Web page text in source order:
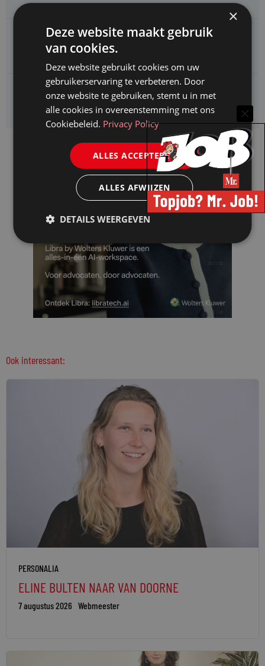
CAOP zoekt een
Juridisch adviseur (junior)
Kifid zoekt een
Jurist- secretaris
Ook interessant:
PERSONALIA
ELINE BULTEN NAAR VAN DOORNE
7 augustus 2026 Webmeester
×
Deze website maakt gebruik
van cookies.
Deze website gebruikt cookies om uw
gebruikerservaring te verbeteren. Door
onze website te gebruiken, stemt u in met
alle cookies in overeenstemming met ons
Cookiebeleid. Privacy Policy
ALLES ACCEPTEREN
ALLES AFWIJZEN
DETAILS WEERGEVEN